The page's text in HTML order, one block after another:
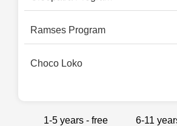
Ramses Program
Choco Loko
1-5 years - free
6-11